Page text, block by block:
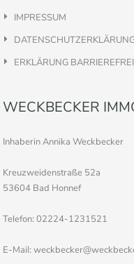
IMPRESSUM
ERKLÄRUNG
WECKBECKER
Inhaberin Annika Weckbecker
Kreuzweidenstraße 52a
53604 Bad Honnef
Telefon: 02224-1231521
E-Mail: